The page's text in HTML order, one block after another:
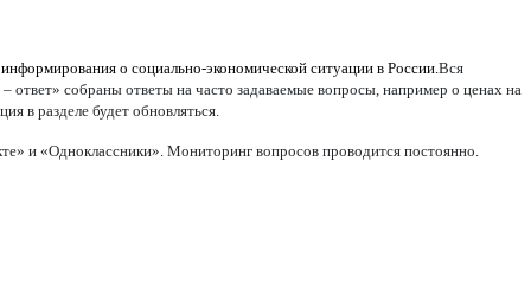
о социально-экономической ситуации в России. Вся
ответ» собраны ответы на часто задаваемые вопросы, например о ценах на
в разделе будет обновляться.
и «Одноклассники». Мониторинг вопросов проводится постоянно.